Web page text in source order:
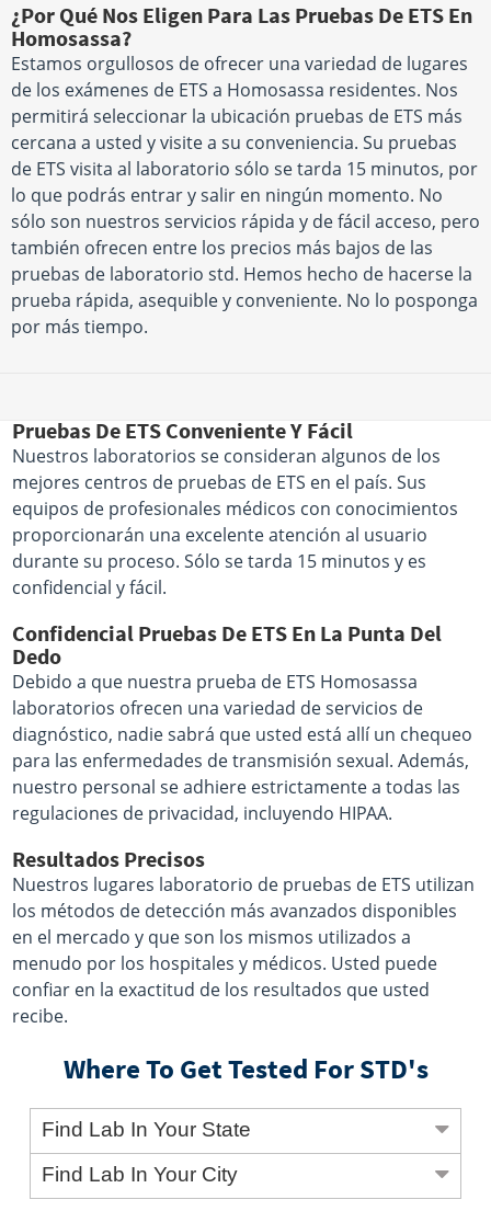
¿Por Qué Nos Eligen Para Las Pruebas De ETS En
Homosassa?
Estamos orgullosos de ofrecer una variedad de lugares
de los exámenes de ETS a Homosassa residentes. Nos
permitirá seleccionar la ubicación pruebas de ETS más
cercana a usted y visite a su conveniencia. Su pruebas
de ETS visita al laboratorio sólo se tarda 15 minutos, por
lo que podrás entrar y salir en ningún momento. No
sólo son nuestros servicios rápida y de fácil acceso, pero
también ofrecen entre los precios más bajos de las
pruebas de laboratorio std. Hemos hecho de hacerse la
prueba rápida, asequible y conveniente. No lo posponga
por más tiempo.
Pruebas De ETS Conveniente Y Fácil
Nuestros laboratorios se consideran algunos de los
mejores centros de pruebas de ETS en el país. Sus
equipos de profesionales médicos con conocimientos
proporcionarán una excelente atención al usuario
durante su proceso. Sólo se tarda 15 minutos y es
confidencial y fácil.
Confidencial Pruebas De ETS En La Punta Del
Dedo
Debido a que nuestra prueba de ETS Homosassa
laboratorios ofrecen una variedad de servicios de
diagnóstico, nadie sabrá que usted está allí un chequeo
para las enfermedades de transmisión sexual. Además,
nuestro personal se adhiere estrictamente a todas las
regulaciones de privacidad, incluyendo HIPAA.
Resultados Precisos
Nuestros lugares laboratorio de pruebas de ETS utilizan
los métodos de detección más avanzados disponibles
en el mercado y que son los mismos utilizados a
menudo por los hospitales y médicos. Usted puede
confiar en la exactitud de los resultados que usted
recibe.
Where To Get Tested For STD's
Find Lab In Your State
Find Lab In Your City